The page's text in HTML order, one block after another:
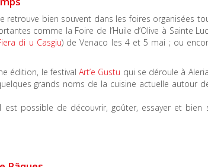
retrouve bien souvent dans les foires organisées
comme la Foire de l’Huile d’Olive à Sainte
di u Casgiu) de Venaco les 4 et 5 mai ; ou
édition, le festivalArt’e Gustu qui se déroule à
grands noms de la cuisine actuelle autour
possible de découvrir, goûter, essayer et bien